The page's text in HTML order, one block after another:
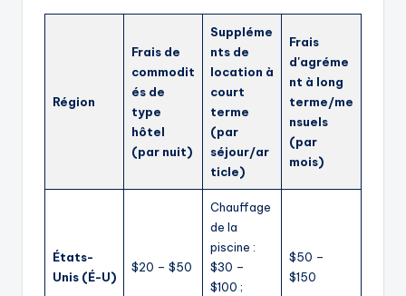
Région
Frais de
commodit
és de
type
hôtel
(par nuit)
Suppléme
nts de
location à
court
terme
(par
séjour/ar
ticle)
Frais
d'agréme
nt à long
terme/me
nsuels
(par
mois)
États-
Unis (É-U)
$20 – $50
Chauffage
de la
piscine :
$30 –
$100 ;
$50 –
$150